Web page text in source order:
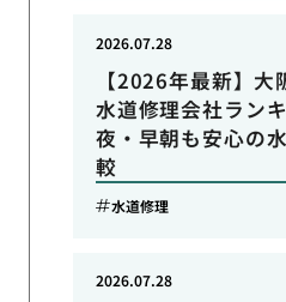
【2026年最新】
水道修理会社ラン
夜・早朝も安心の
較
2026.07.28
水道修理
2026.07.28